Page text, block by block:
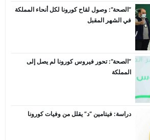
“الصحة”: وصول لقاح كورونا لكل أنحاء المملكة
في الشهر المقبل
“الصحة”: تحور فيروس كورونا لم يصل إلى
المملكة
دراسة: فيتامين “د” يقلل من وفيات كورونا